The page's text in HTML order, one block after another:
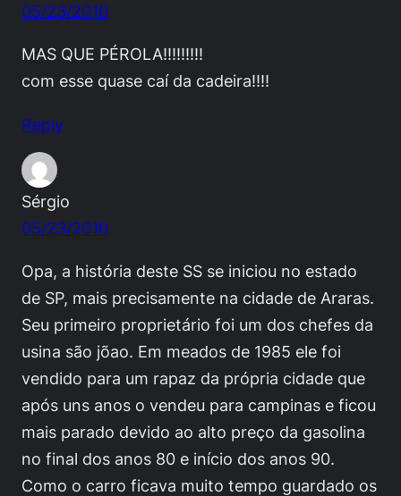
05/23/2010
MAS QUE PÉROLA!!!!!!!!!
com esse quase caí da cadeira!!!!
Reply
Sérgio
05/23/2010
Opa, a história deste SS se iniciou no estado
de SP, mais precisamente na cidade de Araras.
Seu primeiro proprietário foi um dos chefes da
usina são jõao. Em meados de 1985 ele foi
vendido para um rapaz da própria cidade que
após uns anos o vendeu para campinas e ficou
mais parado devido ao alto preço da gasolina
no final dos anos 80 e início dos anos 90.
Como o carro ficava muito tempo guardado os